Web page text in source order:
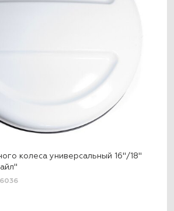
колеса универсальный 16"/18"